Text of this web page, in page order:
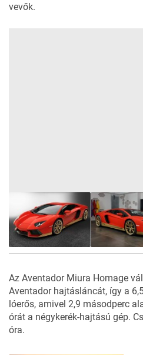
vevők.
Az Aventador Miura Homage
Aventador hajtásláncát, így a
lóerős, amivel 2,9 másodperc
órát a négykerék-hajtású gép.
óra.